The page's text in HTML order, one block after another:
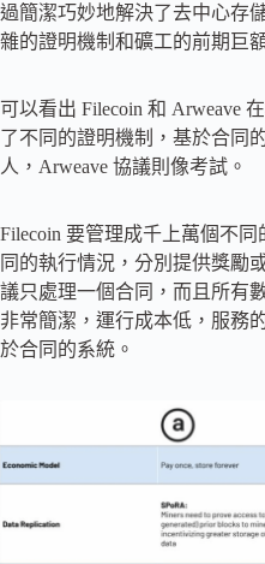
過簡潔巧妙地解決了去中心存
雜的證明機制和礦工的前期巨
可以看出 Filecoin 和 Arweave
了不同的證明機制，基於合同
人，Arweave 協議則像考試。
Filecoin 要管理成千上萬個不
同的執行情況，分別提供獎勵
議只處理一個合同，而且所有
非常簡潔，運行成本低，服務
於合同的系統。